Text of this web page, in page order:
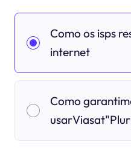
Como os isps
internet
Como